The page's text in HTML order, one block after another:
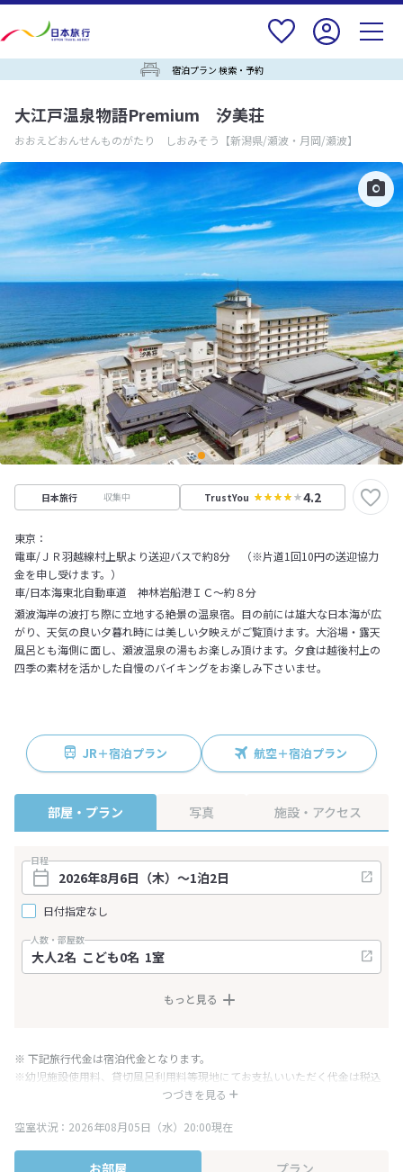
宿泊プラン 検索・予約
大江戸温泉物語Premium 汐美荘
おおえどおんせんものがたり しおみそう 【新潟県/瀬波・月岡/瀬波】
日本旅行 収集中 TrustYou 4.2
東京：
電車/ＪＲ羽越線村上駅より送迎バスで約8分 （※片道1回10円の送迎協力
金を申し受けます。）
車/日本海東北自動車道 神林岩船港ＩＣ～約８分
瀬波海岸の波打ち際に立地する絶景の温泉宿。目の前には雄大な日本海が広
がり、天気の良い夕暮れ時には美しい夕映えがご覧頂けます。大浴場・露天
風呂とも海側に面し、瀬波温泉の湯もお楽しみ頂けます。夕食は越後村上の
四季の素材を活かした自慢のバイキングをお楽しみ下さいませ。
JR＋宿泊プラン 航空＋宿泊プラン
部屋・プラン 写真 施設・アクセス
日程
日付指定なし
人数・部屋数
もっと見る
つづきを見る
※ 下記旅行代金は宿泊代金となります。
※幼児施設使用料、貸切風呂利用料等現地にてお支払いいただく代金は税込
み表記となりますが、消費税増税に伴い代金が一部変更となる場合がござい
※表示されている旅行代金・プラン内容は一定時間ごとに更新されます。最
終確認画面でご確認ください。
空室状況：2026年08月05日（水）20:00現在
お部屋 プラン